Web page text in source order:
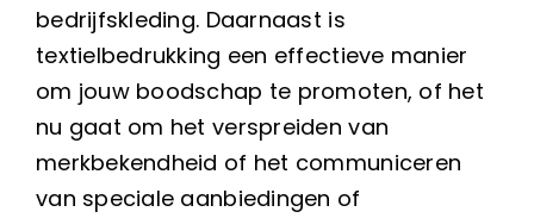
bedrijfskleding. Daarnaast is
textielbedrukking een effectieve manier
om jouw boodschap te promoten, of het
nu gaat om het verspreiden van
merkbekendheid of het communiceren
van speciale aanbiedingen of